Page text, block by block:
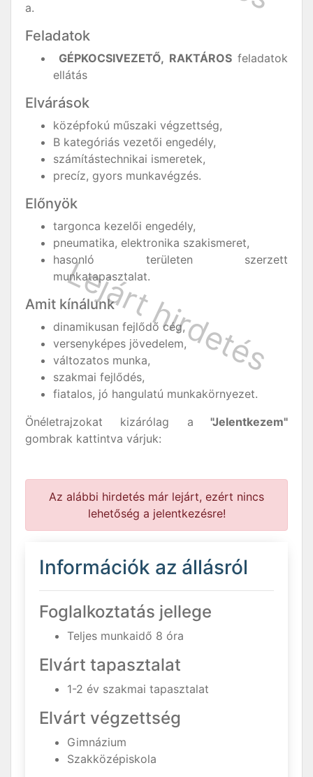
a.
Feladatok
GÉPKOCSIVEZETŐ, RAKTÁROS feladatok
ellátás
Elvárások
középfokú műszaki végzettség,
B kategóriás vezetői engedély,
számítástechnikai ismeretek,
precíz, gyors munkavégzés.
Előnyök
targonca kezelői engedély,
pneumatika, elektronika szakismeret,
hasonló területen szerzett
munkatapasztalat.
Amit kínálunk
dinamikusan fejlődő cég,
versenyképes jövedelem,
változatos munka,
szakmai fejlődés,
fiatalos, jó hangulatú munkakörnyezet.
Önéletrajzokat kizárólag a "Jelentkezem"
gombrak kattintva várjuk:
Az alábbi hirdetés már lejárt, ezért nincs
lehetőség a jelentkezésre!
Információk az állásról
Foglalkoztatás jellege
Teljes munkaidő 8 óra
Elvárt tapasztalat
1-2 év szakmai tapasztalat
Elvárt végzettség
Gimnázium
Szakközépiskola